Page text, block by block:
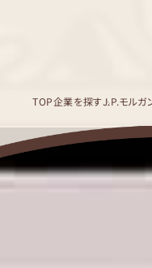
TOP企業を探すJ.P.モルガ